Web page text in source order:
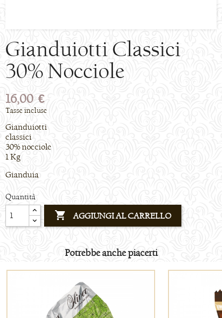
Gianduiotti Classici
30% Nocciole
16,00 €
Tasse incluse
Gianduiotti
classici
30% nocciole
1 Kg
Gianduia
Quantità
 AGGIUNGI AL CARRELLO
Potrebbe anche piacerti